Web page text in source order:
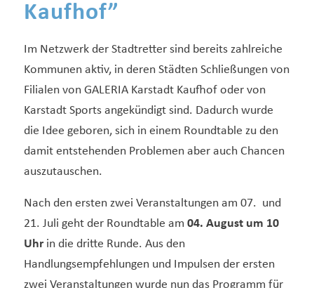
Kaufhof”
Im Netzwerk der Stadtretter sind bereits zahlreiche
Kommunen aktiv, in deren Städten Schließungen von
Filialen von GALERIA Karstadt Kaufhof oder von
Karstadt Sports angekündigt sind. Dadurch wurde
die Idee geboren, sich in einem Roundtable zu den
damit entstehenden Problemen aber auch Chancen
auszutauschen.
Nach den ersten zwei Veranstaltungen am 07. und
21. Juli geht der Roundtable am 04. August um 10
Uhrin die dritte Runde. Aus den
Handlungsempfehlungen und Impulsen der ersten
zwei Veranstaltungen wurde nun das Programm für